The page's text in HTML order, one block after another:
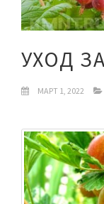
УХОД
МАРТ 1, 2022